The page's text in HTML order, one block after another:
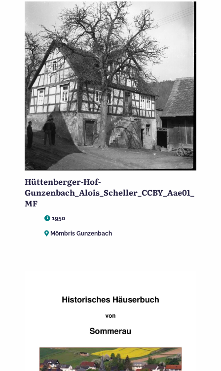
Hüttenberger-Hof-
Gunzenbach_Alois_Scheller_CCBY_Aae01_
MF
1950
Mömbris Gunzenbach